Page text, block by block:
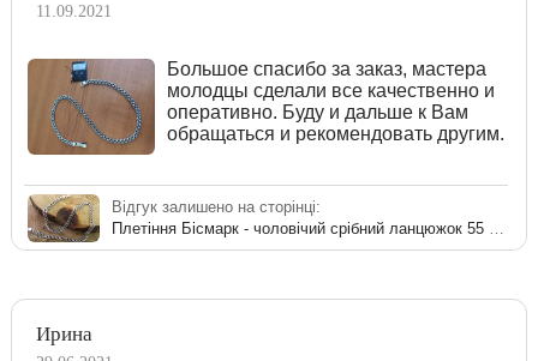
11.09.2021
Большое спасибо за заказ, мастера
молодцы сделали все качественно и
оперативно. Буду и дальше к Вам
обращаться и рекомендовать другим.
Відгук залишено на сторінці:
Ирина